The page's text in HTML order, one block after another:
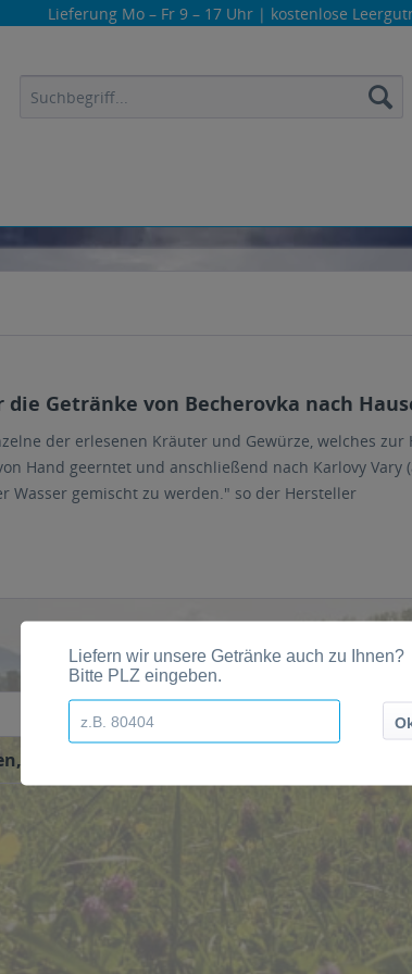
Lieferung Mo – Fr 9 – 17 Uhr | kostenlose
die Getränke von Becherovka nach
der erlesenen Kräuter und Gewürze, welches
Hand geerntet und anschließend nach Karlovy
Wasser gemischt zu werden." so der Hersteller
Städten, Orten und Postleitzahl-Gebieten